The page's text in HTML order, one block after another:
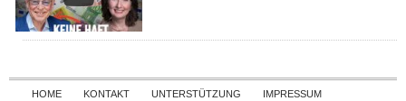
Skip to content
HOME KONTAKT UNTERSTÜTZUNG
IMPRESSUM